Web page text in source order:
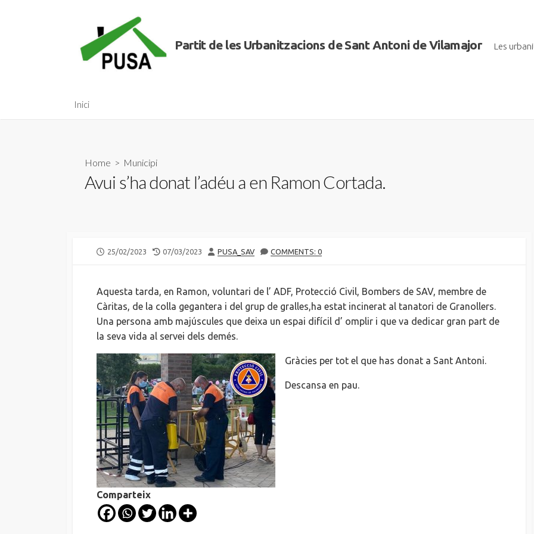
Partit de les Urbanitzacions de Sant Antoni de Vilamajor Les
Inici
Home > Municipi
Avui s’ha donat l’adéu a en Ramon Cortada.
PUBLISHED
25/02/2023
LAST
07/03/2023 AUTHOR
PUSA_SAV COMMENTS: 0
Aquesta tarda, en Ramon, voluntari de l’ ADF, Protecció Civil, Bombers de SAV, membre de
Càritas, de la colla gegantera i del grup de gralles,ha estat incinerat al tanatori de Granollers.
Una persona amb majúscules que deixa un espai difícil d’ omplir i que va dedicar gran part de
la seva vida al servei dels demés.
Gràcies per tot el que has donat a Sant Antoni.
Descansa en pau.
Comparteix